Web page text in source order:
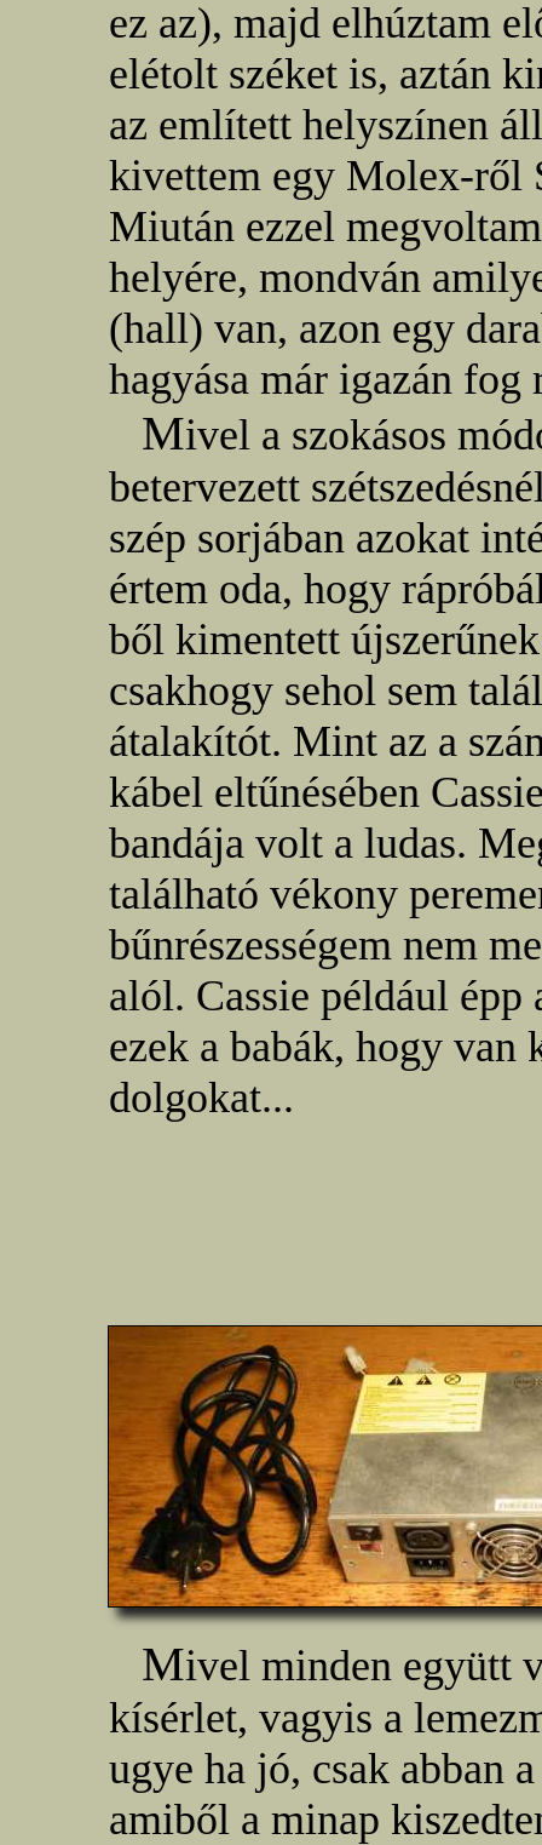
ez az), majd elhúztam
elétolt széket is, aztán
az említett helyszínen
kivettem egy Molex-ről
Miután ezzel
helyére, mondván
(hall) van, azon egy
hagyása már igazán fog
Mivel a szokásos
betervezett
szép sorjában azokat
értem oda, hogy
ből kimentett
csakhogy sehol sem
átalakítót. Mint az a
kábel eltűnésében
bandája volt a ludas.
található vékony
bűnrészességem nem
alól. Cassie például
ezek a babák, hogy
dolgokat...
Mivel minden együtt
kísérlet, vagyis a
ugye ha jó, csak abban
amiből a minap